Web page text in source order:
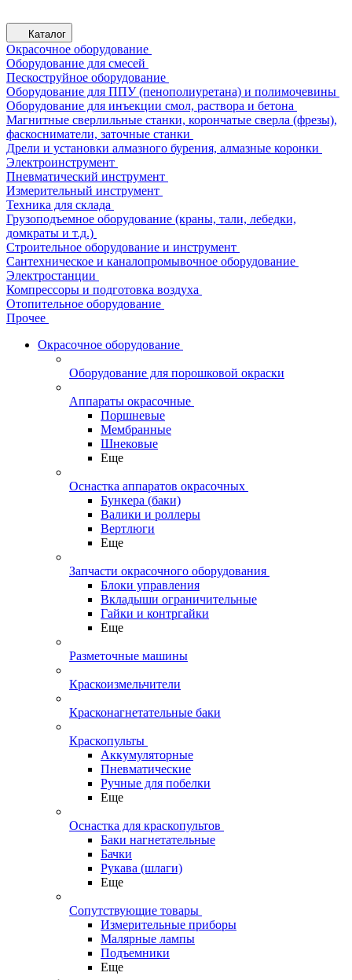
Каталог
Окрасочное оборудование
Оборудование для смесей
Пескоструйное оборудование
Оборудование для ППУ (пенополиуретана) и полимочевины
Оборудование для инъекции смол, раствора и бетона
Магнитные сверлильные станки, корончатые сверла (фрезы),
фаскосниматели, заточные станки
Дрели и установки алмазного бурения, алмазные коронки
Электроинструмент
Пневматический инструмент
Измерительный инструмент
Техника для склада
Грузоподъемное оборудование (краны, тали, лебедки,
домкраты и т.д.)
Строительное оборудование и инструмент
Сантехническое и каналопромывочное оборудование
Электростанции
Компрессоры и подготовка воздуха
Отопительное оборудование
Прочее
Окрасочное оборудование
Оборудование для порошковой окраски
Аппараты окрасочные
Поршневые
Мембранные
Шнековые
Еще
Оснастка аппаратов окрасочных
Бункера (баки)
Валики и роллеры
Вертлюги
Еще
Запчасти окрасочного оборудования
Блоки управления
Вкладыши ограничительные
Гайки и контргайки
Еще
Разметочные машины
Краскоизмельчители
Красконагнетательные баки
Краскопульты
Аккумуляторные
Пневматические
Ручные для побелки
Еще
Оснастка для краскопультов
Баки нагнетательные
Бачки
Рукава (шлаги)
Еще
Сопутствующие товары
Измерительные приборы
Малярные лампы
Подъемники
Еще